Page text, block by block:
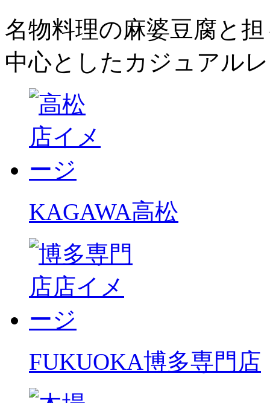
名物料理の麻婆豆腐と
中心としたカジュアル
KAGAWA高松
FUKUOKA博多専門店